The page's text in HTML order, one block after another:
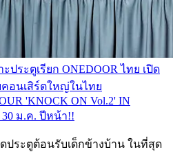
ประตูเรียก ONEDOOR ไทย เปิด
อนเสิร์ตใหญ่ในไทย
'KNOCK ON Vol.2' IN
30 ม.ค. ปีหน้า!!
ดประตูต้อนรับเด็กข้างบ้าน ในที่สุด